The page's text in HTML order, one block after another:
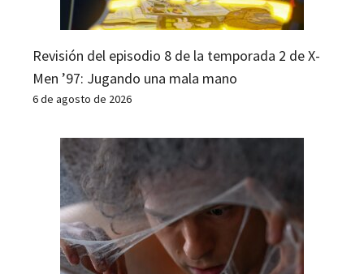
Revisión del episodio 8 de la temporada 2 de X-
Men ’97: Jugando una mala mano
6 de agosto de 2026